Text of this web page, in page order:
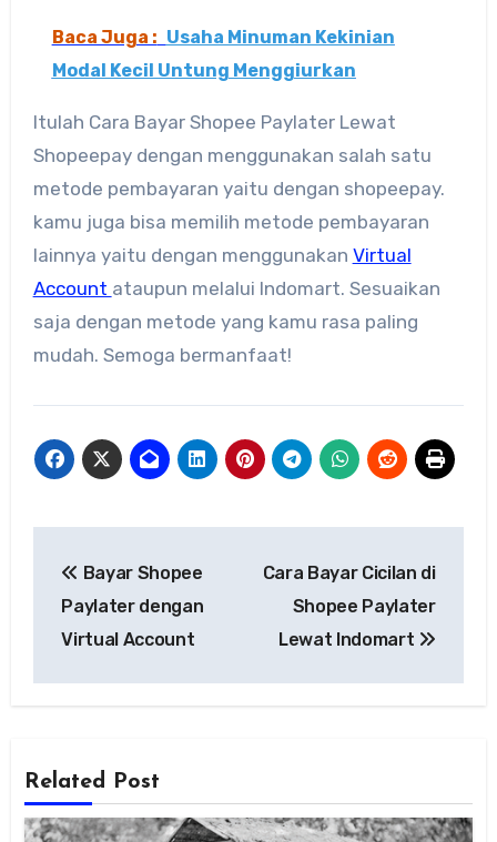
Baca Juga : Usaha Minuman Kekinian
Modal Kecil Untung Menggiurkan
Itulah Cara Bayar Shopee Paylater Lewat
Shopeepay dengan menggunakan salah satu
metode pembayaran yaitu dengan shopeepay.
kamu juga bisa memilih metode pembayaran
lainnya yaitu dengan menggunakan Virtual
Account ataupun melalui Indomart. Sesuaikan
saja dengan metode yang kamu rasa paling
mudah. Semoga bermanfaat!
pos
Bayar Shopee
Paylater dengan
Virtual Account
Cara Bayar Cicilan di
Shopee Paylater
Lewat Indomart
Related Post